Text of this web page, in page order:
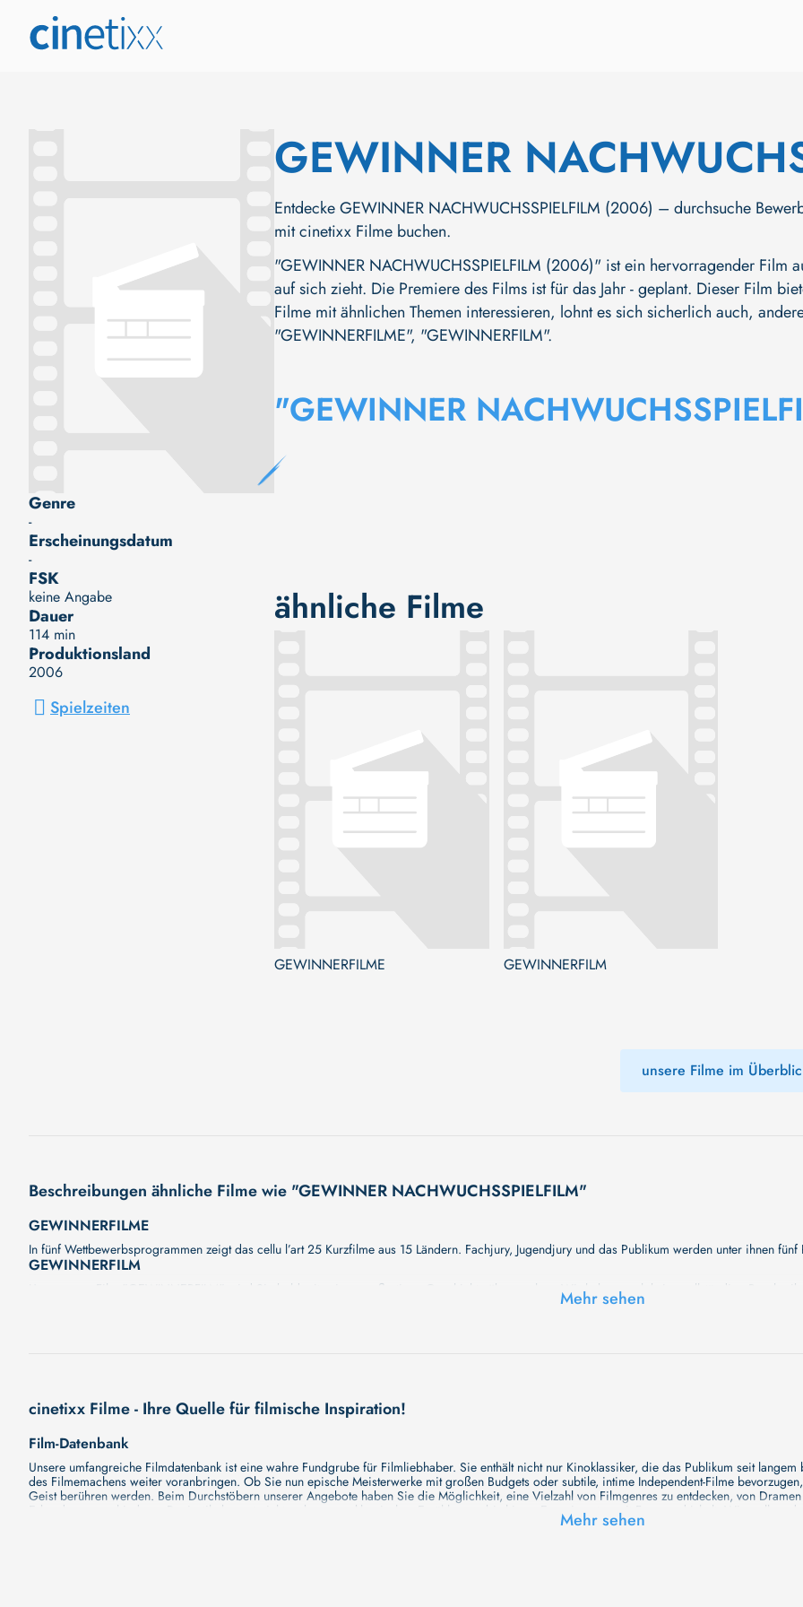
Genre
-
Erscheinungsdatum
-
FSK
keine Angabe
Dauer
114 min
Produktionsland
2006
Spielzeiten
GEWINNER
Entdecke GEWINNER NACHWUCHSSPIELFILM (2006) – durchsuche
mit cinetixx Filme buchen.
"GEWINNER NACHWUCHSSPIELFILM (2006)" ist ein hervorragender Film
auf sich zieht. Die Premiere des Films ist für das Jahr - geplant. Dieser Film
Filme mit ähnlichen Themen interessieren, lohnt es sich sicherlich auch,
"GEWINNERFILME", "GEWINNERFILM".
"GEWINNER
ähnliche Filme
GEWINNERFILME GEWINNERFILM
unsere Filme im
Beschreibungen ähnliche Filme wie "GEWINNER NACHWUCHSSPIELFILM"
GEWINNERFILME
In fünf Wettbewerbsprogrammen zeigt das cellu l’art 25 Kurzfilme aus 15 Ländern. Fachjury, Jugendjury und das Publikum werden unter ihnen
GEWINNERFILM
Unser neuer Film "GEWINNERFILM" wird Sie bald mit seiner großartigen Geschichte überraschen. Wir haben noch keine vollständige
wird. Eine fesselnde Handlung, ungewöhnliche Charaktere und unerforschte Geheimnisse erwarten Sie in unserem Film. Bleiben Sie dran für
Mehr sehen
cinetixx Filme - Ihre Quelle für filmische Inspiration!
Film-Datenbank
Unsere umfangreiche Filmdatenbank ist eine wahre Fundgrube für Filmliebhaber. Sie enthält nicht nur Kinoklassiker, die das Publikum seit
des Filmemachens weiter voranbringen. Ob Sie nun epische Meisterwerke mit großen Budgets oder subtile, intime Independent-Filme
Geist berühren werden. Beim Durchstöbern unserer Angebote haben Sie die Möglichkeit, eine Vielzahl von Filmgenres zu entdecken, von
Erkundung verschiedener Regiestile kommt nicht zu kurz, von klassischen Erzählungen bis hin zu Experimenten mit Form und Inhalt. Wir wollen,
Hollywood-Hits findet. Natürlich gibt es auch diese, aber darüber hinaus bemühen wir uns, Meisterwerke des unabhängigen Kinos zu zeigen,
Mehr sehen